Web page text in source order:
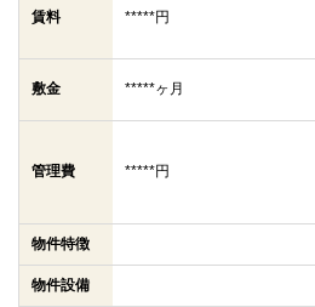
賃料 *****円
敷金 *****ヶ月
管理費 *****円
物件特徴
物件設備